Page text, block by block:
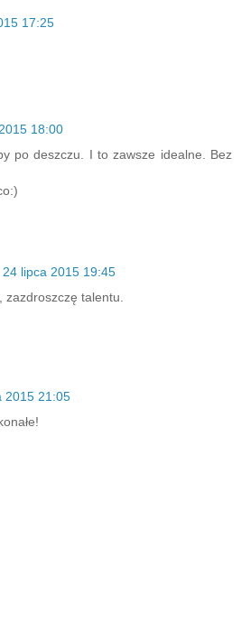
17:25
18:00
po deszczu. I to zawsze idealne. Bez
24 lipca 2015 19:45
zazdroszczę talentu.
2015 21:05